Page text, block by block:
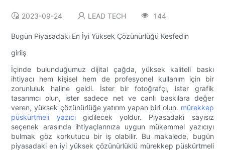
2023-09-24 LEAD TECH 144
Bugün Piyasadaki En İyi Yüksek Çözünürlüğü Keşfedin
giriiş
İçinde bulunduğumuz dijital çağda, yüksek kaliteli baskı
ihtiyacı hem kişisel hem de profesyonel kullanım için bir
zorunluluk haline geldi. İster bir fotoğrafçı, ister grafik
tasarımcı olun, ister sadece net ve canlı baskılara değer
veren, yüksek çözünürlüğe yatırım yapan biri olun. mürekkep
püskürtmeli yazıcı gidilecek yoldur. Piyasadaki sayısız
seçenek arasında ihtiyaçlarınıza uygun mükemmel yazıcıyı
bulmak göz korkutucu bir iş olabilir. Bu makalede, bugün
piyasadaki en iyi yüksek çözünürlüklü mürekkep püskürtmeli